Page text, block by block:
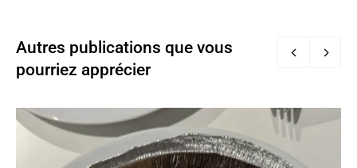
Autres publications que vous
pourriez apprécier